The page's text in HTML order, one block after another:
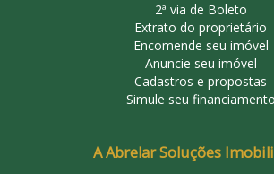
2ª via de Boleto
Extrato do proprietário
Encomende seu imóvel
Anuncie seu imóvel
Cadastros e propostas
Simule seu financiamento
A Abrelar Soluções